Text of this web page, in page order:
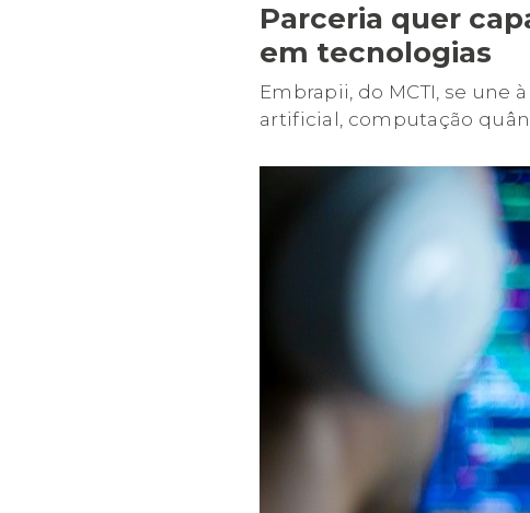
Parceria quer
em tecnologias
Embrapii, do MCTI, se
artificial, computação